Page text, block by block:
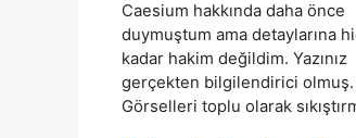
Caesium hakkında daha önce
duymuştum ama detaylarına
kadar hakim değildim. Yazınız
gerçekten bilgilendirici olmuş.
Görselleri toplu olarak